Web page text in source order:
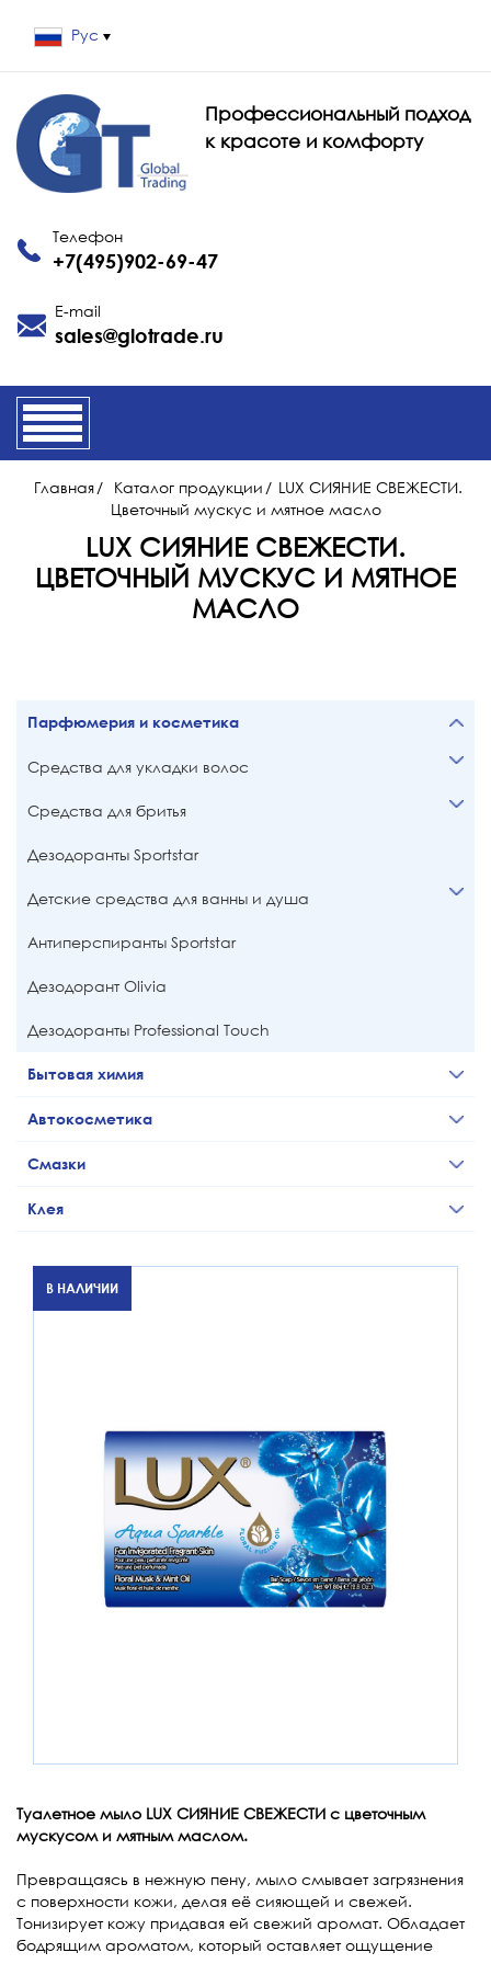
Рус
Профессиональный подход
к красоте и комфорту
Телефон
+7(495)902-69-47
E-mail
sales@glotrade.ru
Главная / Каталог продукции / LUX СИЯНИЕ СВЕЖЕСТИ.
Цветочный мускус и мятное масло
LUX СИЯНИЕ СВЕЖЕСТИ.
ЦВЕТОЧНЫЙ МУСКУС И МЯТНОЕ
МАСЛО
Парфюмерия и косметика
Средства для укладки волос
Средства для бритья
Дезодоранты Sportstar
Детские средства для ванны и душа
Антиперспиранты Sportstar
Дезодорант Olivia
Дезодоранты Professional Touch
Бытовая химия
Автокосметика
Смазки
Клея
В НАЛИЧИИ
Туалетное мыло LUX СИЯНИЕ СВЕЖЕСТИ с цветочным
мускусом и мятным маслом.
Превращаясь в нежную пену, мыло смывает загрязнения
с поверхности кожи, делая её сияющей и свежей.
Тонизирует кожу придавая ей свежий аромат. Обладает
бодрящим ароматом, который оставляет ощущение